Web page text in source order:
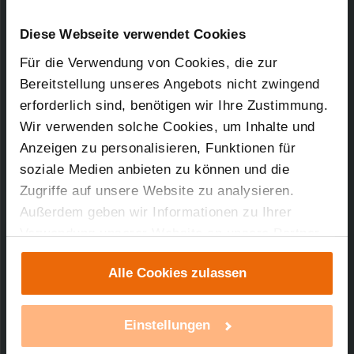
Diese Webseite verwendet Cookies
Für die Verwendung von Cookies, die zur
Bereitstellung unseres Angebots nicht zwingend
erforderlich sind, benötigen wir Ihre Zustimmung.
Wir verwenden solche Cookies, um Inhalte und
Anzeigen zu personalisieren, Funktionen für
soziale Medien anbieten zu können und die
Zugriffe auf unsere Website zu analysieren.
Außerdem geben wir Informationen zu Ihrer
Verwendung unserer Website an unsere Partner
für soziale Medien, Werbung und Analysen weiter.
Unsere Partner führen diese Informationen
möglicherweise mit weiteren Daten zusammen,
die Sie ihnen bereitgestellt haben oder die sie im
Alle Cookies zulassen
Einstellungen
Artikel-Nr.: 132087
06.11.2018
309,59 KB
Technischer Support
Sie benötigen technischen Support bei einem